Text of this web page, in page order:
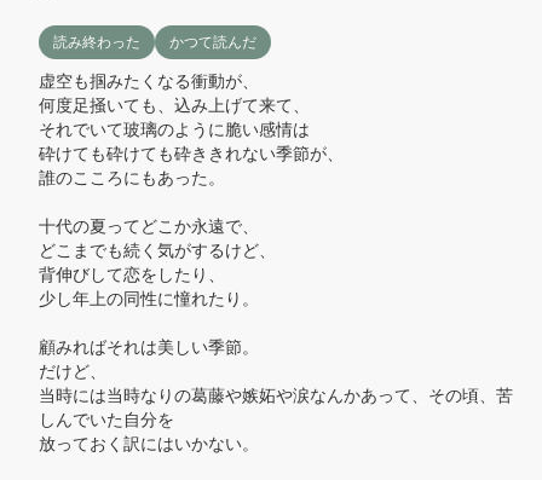
読み終わった かつて読んだ
虚空も掴みたくなる衝動が、
何度足掻いても、込み上げて来て、
それでいて玻璃のように脆い感情は
砕けても砕けても砕ききれない季節が、
誰のこころにもあった。
十代の夏ってどこか永遠で、
どこまでも続く気がするけど、
背伸びして恋をしたり、
少し年上の同性に憧れたり。
顧みればそれは美しい季節。
だけど、
当時には当時なりの葛藤や嫉妬や涙なんかあって、その頃、苦
しんでいた自分を
放っておく訳にはいかない。